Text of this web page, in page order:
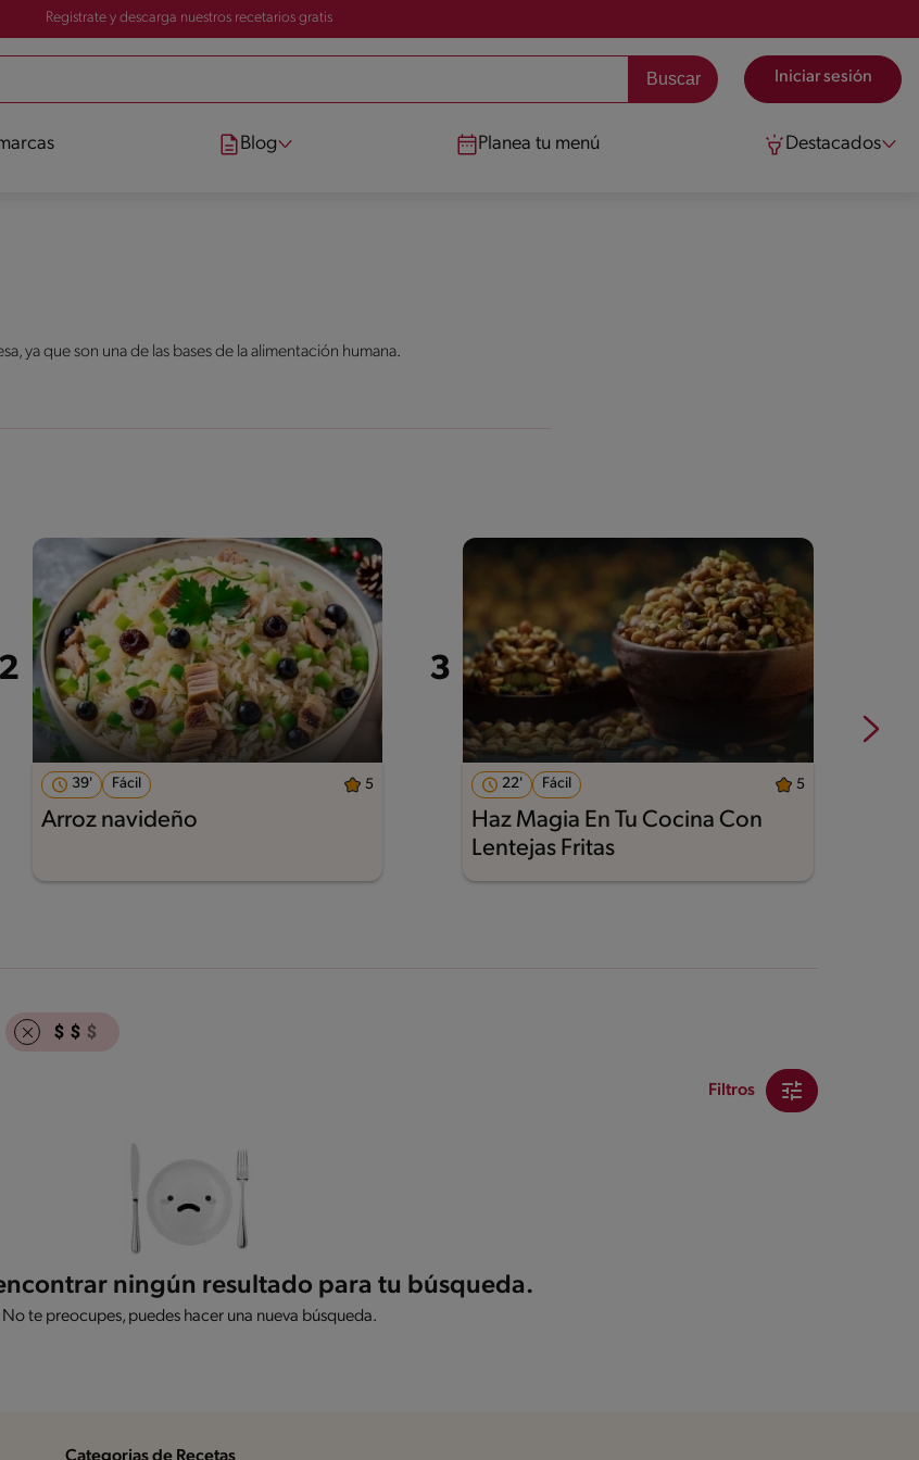
Registrate y descarga nuestros recetarios gratis
Iniciar sesión
Blog Planea tu menú Destacados
ya que son una de las bases de la alimentación humana.
39' Fácil 5
Arroz navideño
22' Fácil 5
Haz Magia En Tu Cocina Con
Lentejas Fritas
Filtros
ningún resultado para tu búsqueda.
No te preocupes, puedes hacer una nueva búsqueda.
Categorias de Recetas